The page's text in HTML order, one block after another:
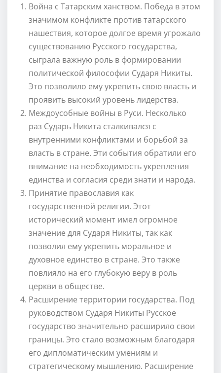
Война с Татарским ханством. Победа в этом
значимом конфликте против татарского
нашествия, которое долгое время угрожало
существованию Русского государства,
сыграла важную роль в формировании
политической философии Сударя Никиты.
Это позволило ему укрепить свою власть и
проявить высокий уровень лидерства.
Междоусобные войны в Руси. Несколько
раз Сударь Никита сталкивался с
внутренними конфликтами и борьбой за
власть в стране. Эти события обратили его
внимание на необходимость укрепления
единства и согласия среди знати и народа.
Принятие православия как
государственной религии. Этот
исторический момент имел огромное
значение для Сударя Никиты, так как
позволил ему укрепить моральное и
духовное единство в стране. Это также
повлияло на его глубокую веру в роль
церкви в обществе.
Расширение территории государства. Под
руководством Сударя Никиты Русское
государство значительно расширило свои
границы. Это стало возможным благодаря
его дипломатическим умениям и
стратегическому мышлению. Расширение